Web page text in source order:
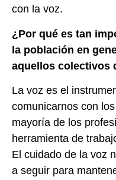
con la voz.
¿Por qué es tan
la población en
aquellos colectivos
La voz es el
comunicarnos con
mayoría de los
herramienta de
El cuidado de la voz
a seguir para